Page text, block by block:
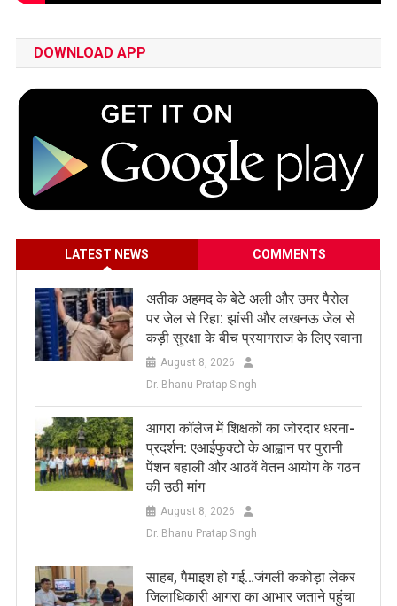
DOWNLOAD APP
LATEST NEWS COMMENTS
अतीक अहमद के बेटे अली और उमर पैरोल
पर जेल से रिहा: झांसी और लखनऊ जेल से
कड़ी सुरक्षा के बीच प्रयागराज के लिए रवाना
August 8, 2026
Dr. Bhanu Pratap Singh
आगरा कॉलेज में शिक्षकों का जोरदार धरना-
प्रदर्शन: एआईफुक्टो के आह्वान पर पुरानी
पेंशन बहाली और आठवें वेतन आयोग के गठन
की उठी मांग
August 8, 2026
Dr. Bhanu Pratap Singh
साहब, पैमाइश हो गई…जंगली ककोड़ा लेकर
जिलाधिकारी आगरा का आभार जताने पहुंचा